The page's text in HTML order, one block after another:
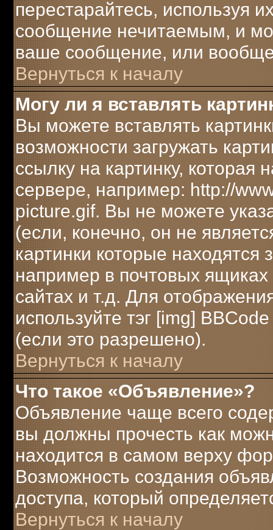
перестарайтесь, используя
сообщение нечитаемым, и
ваше сообщение, или вообще
Вернуться к началу
Могу ли я вставлять
Вы можете вставлять
возможности загружать
ссылку на картинку,
сервере, например: http://
picture.gif. Вы не можете
(если, конечно, он не
картинки которые
например в почтовых
сайтах и т.д. Для
используйте тэг [img]
(если это разрешено).
Вернуться к началу
Что такое «Объявление»?
Объявление чаще всего
вы должны прочесть как
находится в самом верху
Возможность создания
доступа, который
Вернуться к началу